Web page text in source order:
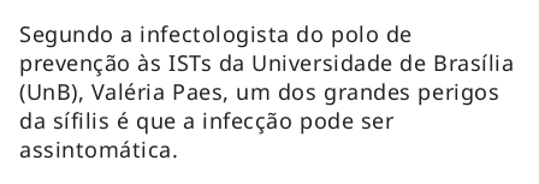
Segundo a infectologista do polo de
prevenção às ISTs da Universidade de Brasília
(UnB), Valéria Paes, um dos grandes perigos
da sífilis é que a infecção pode ser
assintomática.